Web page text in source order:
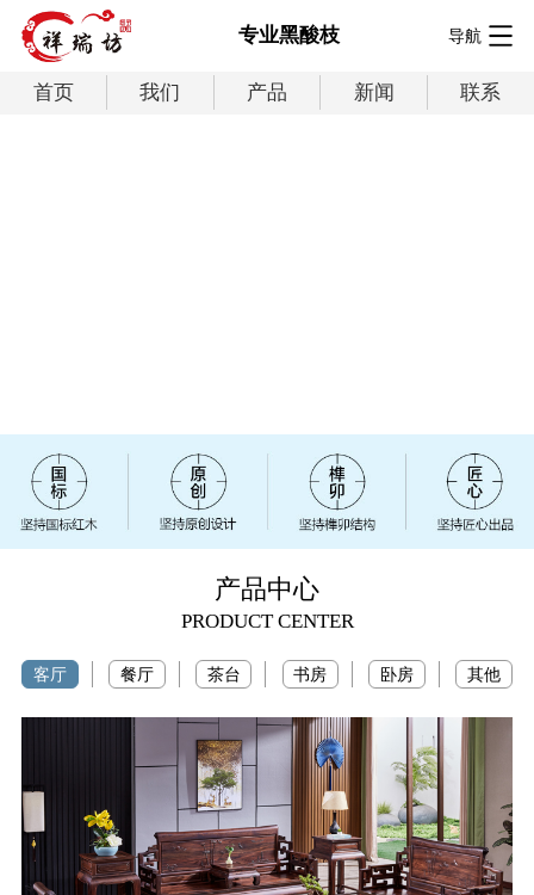
专业黑酸枝 导航
首页 我们 产品 新闻 联系
产品中心
PRODUCT CENTER
客厅 餐厅 茶台 书房 卧房 其他